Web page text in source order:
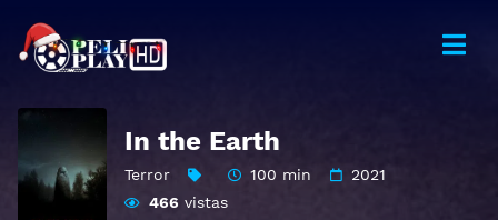
In the Earth
Terror 100 min
2021
466 vistas